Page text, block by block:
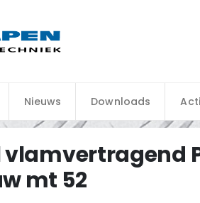
Nieuws Downloads
mt 52